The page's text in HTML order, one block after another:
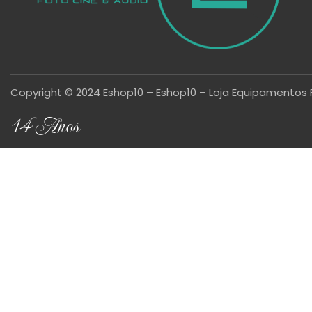
Copyright © 2024 Eshop10 – Eshop10 – Loja
14 Anos